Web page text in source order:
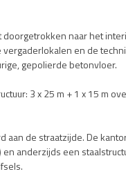
naar het
en de
gepolierde betonvloer.
3 x 25 m + 1 x 15 m
aan de straatzijde. De
anderzijds een